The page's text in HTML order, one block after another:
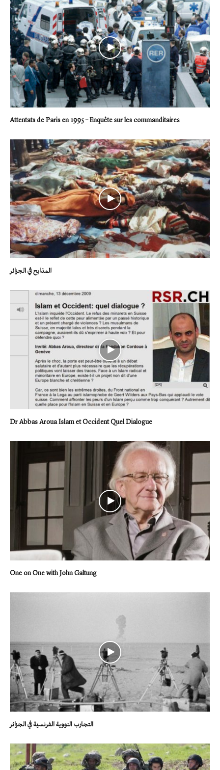
Attentats de Paris en 1995 – Enquête sur les commanditaires
المذابح في الجزائر
Dr Abbas Aroua Islam et Occident Quel Dialogue
One on One with John Galtung
التجارب النووية الفرنسية في الجزائر